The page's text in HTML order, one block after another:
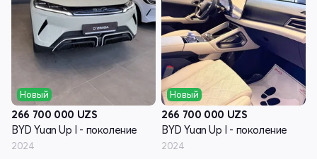
Новый
266 700 000 UZS
BYD Yuan Up I - поколение
2024
Новый
266 700 000 UZS
BYD Yuan Up I - поколение
2024